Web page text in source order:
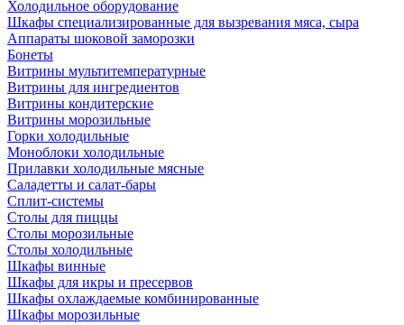
Холодильное оборудование
Шкафы специализированные для вызревания мяса, сыра
Аппараты шоковой заморозки
Бонеты
Витрины мультитемпературные
Витрины для ингредиентов
Витрины кондитерские
Витрины морозильные
Горки холодильные
Моноблоки холодильные
Прилавки холодильные мясные
Саладетты и салат-бары
Сплит-системы
Столы для пиццы
Столы морозильные
Столы холодильные
Шкафы винные
Шкафы для икры и пресервов
Шкафы охлаждаемые комбинированные
Шкафы морозильные